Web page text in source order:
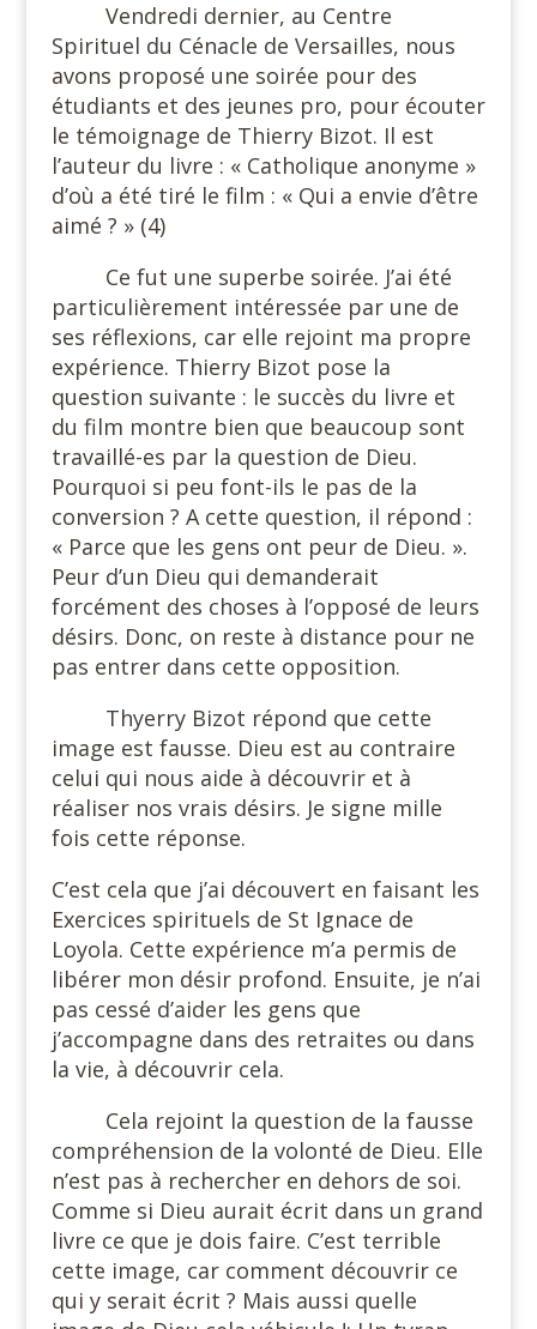
Vendredi dernier, au Centre
Spirituel du Cénacle de Versailles, nous
avons proposé une soirée pour des
étudiants et des jeunes pro, pour écouter
le témoignage de Thierry Bizot. Il est
l’auteur du livre : « Catholique anonyme »
d’où a été tiré le film : « Qui a envie d’être
aimé ? » (4)
Ce fut une superbe soirée. J’ai été
particulièrement intéressée par une de
ses réflexions, car elle rejoint ma propre
expérience. Thierry Bizot pose la
question suivante : le succès du livre et
du film montre bien que beaucoup sont
travaillé-es par la question de Dieu.
Pourquoi si peu font-ils le pas de la
conversion ? A cette question, il répond :
« Parce que les gens ont peur de Dieu. ».
Peur d’un Dieu qui demanderait
forcément des choses à l’opposé de leurs
désirs. Donc, on reste à distance pour ne
pas entrer dans cette opposition.
Thyerry Bizot répond que cette
image est fausse. Dieu est au contraire
celui qui nous aide à découvrir et à
réaliser nos vrais désirs. Je signe mille
fois cette réponse.
C’est cela que j’ai découvert en faisant les
Exercices spirituels de St Ignace de
Loyola. Cette expérience m’a permis de
libérer mon désir profond. Ensuite, je n’ai
pas cessé d’aider les gens que
j’accompagne dans des retraites ou dans
la vie, à découvrir cela.
Cela rejoint la question de la fausse
compréhension de la volonté de Dieu. Elle
n’est pas à rechercher en dehors de soi.
Comme si Dieu aurait écrit dans un grand
livre ce que je dois faire. C’est terrible
cette image, car comment découvrir ce
qui y serait écrit ? Mais aussi quelle